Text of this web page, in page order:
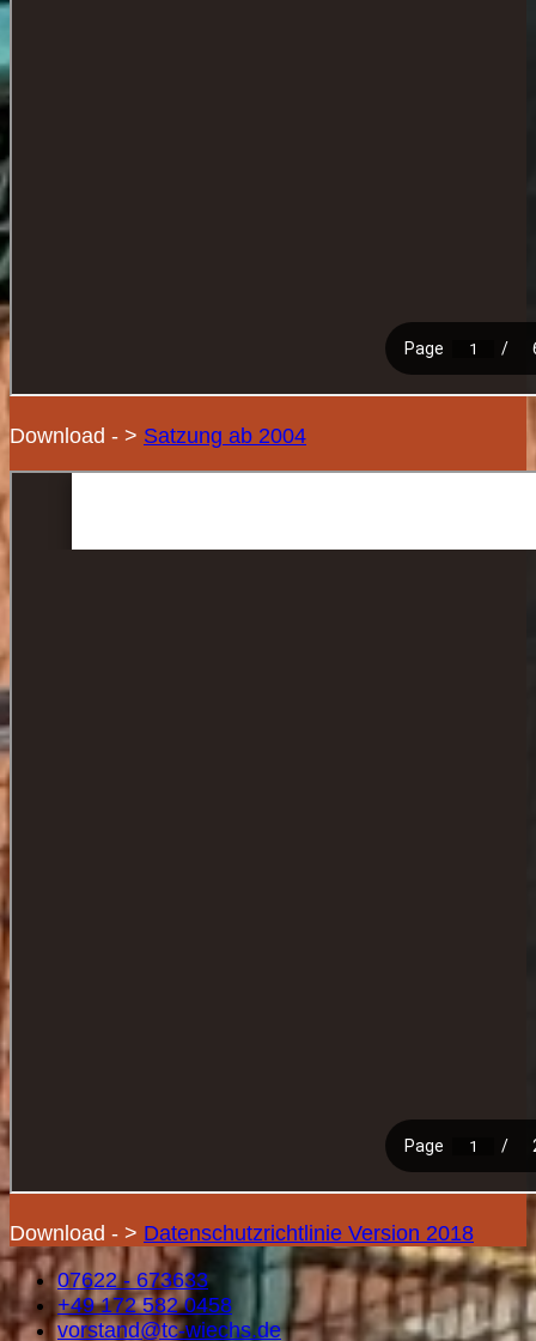
Download - > Satzung ab 2004
Download - > Datenschutzrichtlinie Version 2018
07622 - 673633
+49 172 582 0458
vorstand@tc-wiechs.de